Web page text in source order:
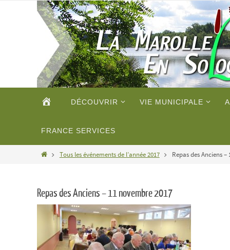
ACCUEILDÉCOUVRIR VIE MUNICIPALE
FRANCE SERVICES
HomeTous les événements de l’année 2017 Repas des Anciens
Repas des Anciens – 11 novembre 2017